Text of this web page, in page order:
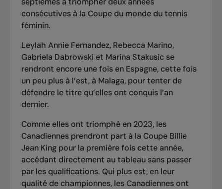
consécutives à la Coupe du monde du tennis
féminin.
Leylah Annie Fernandez, Rebecca Marino,
Gabriela Dabrowski et Marina Stakusic se
rendront encore une fois en Espagne, cette fois
un peu plus à l’est, à Malaga, pour tenter de
défendre le titre qu’elles ont conquis l’an
dernier.
Comme elles ont triomphé en 2023, les
Canadiennes prendront part à la Coupe Billie
Jean King pour la première fois cette année,
accédant directement au tableau sans passer
par les qualifications. Qui plus est, en leur
qualité de championnes, les Canadiennes ont